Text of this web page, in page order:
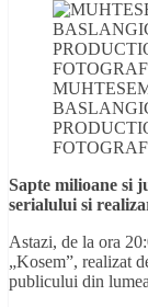
Sapte milioane si
serialului si
Astazi, de la ora
„Kosem”, realizat
publicului din